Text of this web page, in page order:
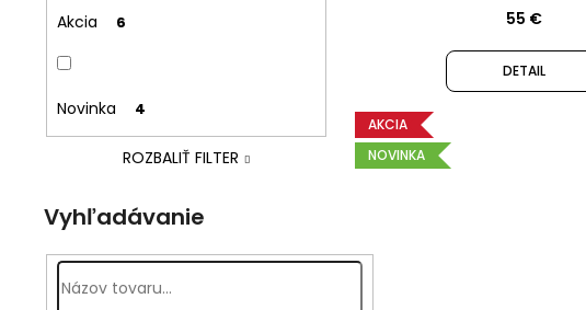
Akcia 6
Novinka 4
ROZBALIŤ FILTER
Vyhľadávanie
o
v
55 €
DETAIL
AKCIA
NOVINKA